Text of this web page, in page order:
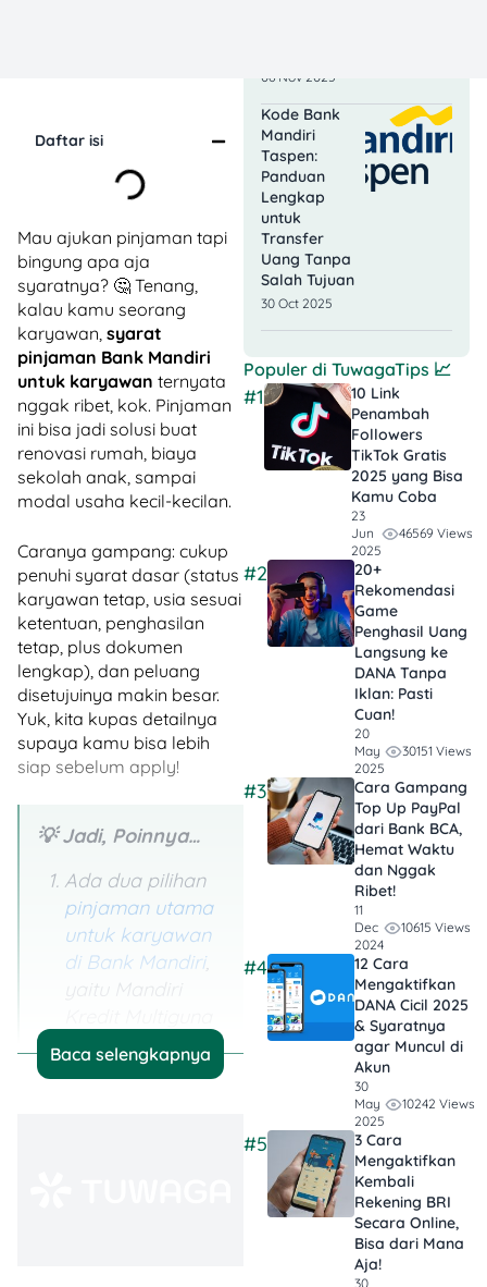
Daftar isi
Mau ajukan pinjaman tapi
bingung apa aja
syaratnya? 🤔 Tenang,
kalau kamu seorang
karyawan, syarat
pinjaman Bank Mandiri
untuk karyawan ternyata
nggak ribet, kok. Pinjaman
ini bisa jadi solusi buat
renovasi rumah, biaya
sekolah anak, sampai
modal usaha kecil-kecilan.
Caranya gampang: cukup
penuhi syarat dasar (status
karyawan tetap, usia sesuai
ketentuan, penghasilan
tetap, plus dokumen
lengkap), dan peluang
disetujuinya makin besar.
Yuk, kita kupas detailnya
supaya kamu bisa lebih
siap sebelum apply!
💡 Jadi, Poinnya…
Ada dua pilihan
pinjaman utama
untuk karyawan
di Bank Mandiri,
yaitu Mandiri
(MKM) dengan
jaminan, dan
Baca selengkapnya
06 Nov 2025
Kode Bank
Mandiri
Taspen:
Panduan
Lengkap
untuk
Transfer
Uang Tanpa
Salah Tujuan
30 Oct 2025
Populer di TuwagaTips 📈
#1
10 Link
Penambah
Followers
TikTok Gratis​
2025 yang Bisa
Kamu Coba
23
Jun
2025
46569 Views
#2
20+
Rekomendasi
Game
Penghasil Uang
Langsung ke
DANA Tanpa
Iklan​: Pasti
Cuan!
20
May
2025
30151 Views
#3
Cara Gampang
Top Up PayPal
dari Bank BCA,
Hemat Waktu
dan Nggak
Ribet!
11
Dec
2024
10615 Views
#4
12 Cara
Mengaktifkan
DANA Cicil 2025
& Syaratnya
agar Muncul di
Akun
30
May
2025
10242 Views
#5
3 Cara
Mengaktifkan
Kembali
Rekening BRI
Secara Online,
Bisa dari Mana
Aja!
30